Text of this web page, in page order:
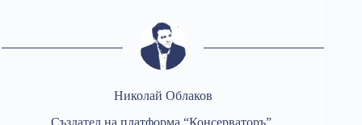
Николай Облаков
Създател на платформа “Консерваторъ”.